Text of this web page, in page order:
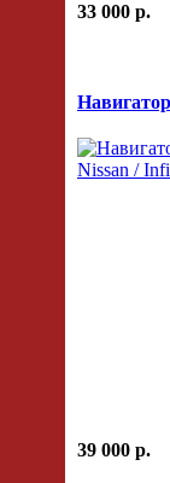
33 000 p.
39 000 p.